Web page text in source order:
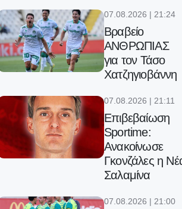
07.08.2026 | 21:24
Βραβείο
ΑΝΘΡΩΠΙΑΣ
για τον Τάσο
Χατζηγιοβάννη
07.08.2026 | 21:11
Επιβεβαίωση
Sportime:
Ανακοίνωσε
Γκονζάλες η
Σαλαμίνα
07.08.2026 | 21:00